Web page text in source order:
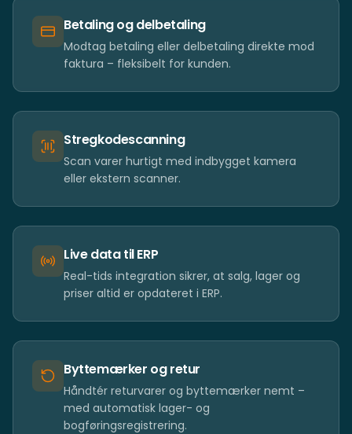
Betaling og delbetaling
Modtag betaling eller delbetaling direkte mod
faktura – fleksibelt for kunden.
Stregkodescanning
Scan varer hurtigt med indbygget kamera
eller ekstern scanner.
Live data til ERP
Real-tids integration sikrer, at salg, lager og
priser altid er opdateret i ERP.
Byttemærker og retur
Håndtér returvarer og byttemærker nemt –
med automatisk lager- og
bogføringsregistrering.